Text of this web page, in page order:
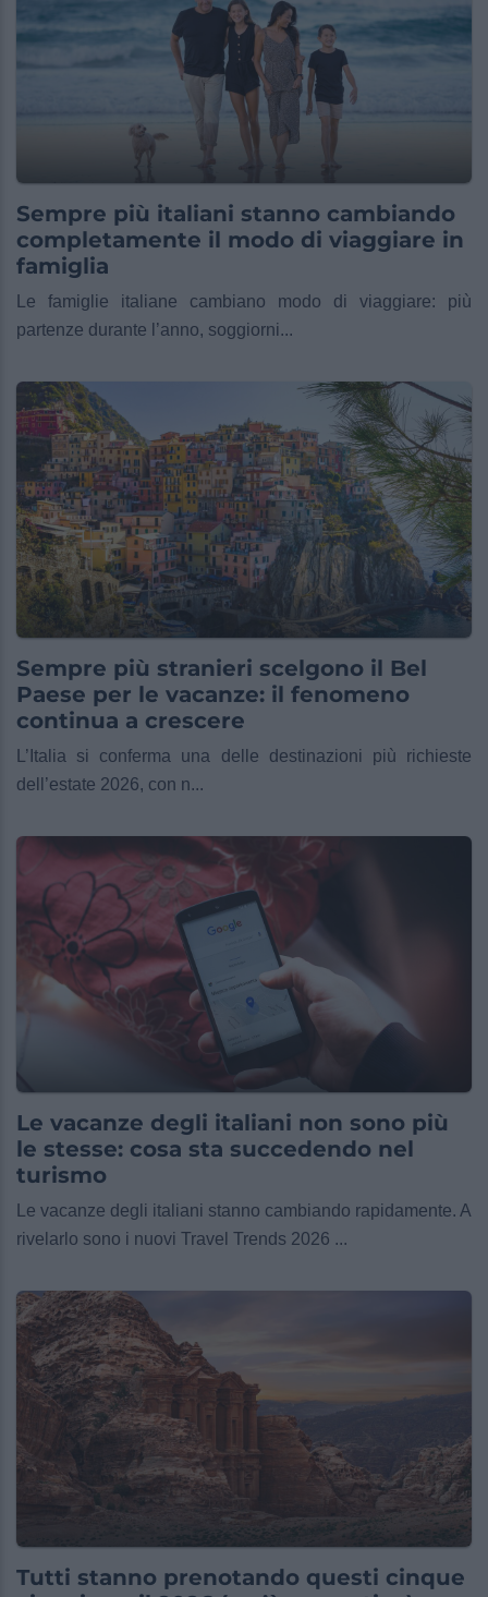
Sempre più italiani stanno cambiando
completamente il modo di viaggiare in
famiglia
Le famiglie italiane cambiano modo di viaggiare: più
partenze durante l’anno, soggiorni...
Sempre più stranieri scelgono il Bel
Paese per le vacanze: il fenomeno
continua a crescere
L’Italia si conferma una delle destinazioni più richieste
dell’estate 2026, con n...
Le vacanze degli italiani non sono più
le stesse: cosa sta succedendo nel
turismo
Le vacanze degli italiani stanno cambiando rapidamente. A
rivelarlo sono i nuovi Travel Trends 2026 ...
Tutti stanno prenotando questi cinque